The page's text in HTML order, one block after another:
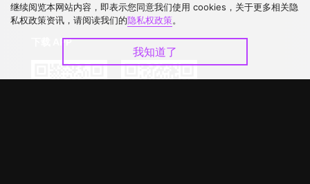
下载 APP
继续阅览本网站内容，即表示您同意我们使用 cookies，关于更多相关隐
私权政策资讯，请阅读我们的隐私权政策。
我知道了